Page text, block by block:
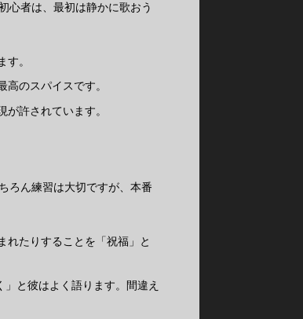
心者は、最初は静かに歌おう
。
のスパイスです。
許されています。
ろん練習は大切ですが、本番
れたりすることを「祝福」と
」と彼はよく語ります。間違え